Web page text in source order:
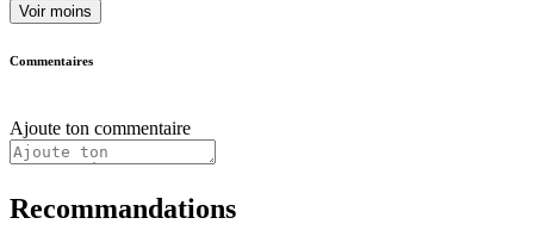
Voir moins
Commentaires
Ajoute ton commentaire
Recommandations